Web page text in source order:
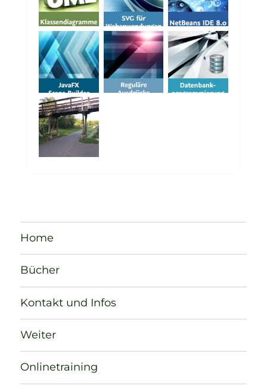
Home
Bücher
Kontakt und Infos
Weiter
Onlinetraining